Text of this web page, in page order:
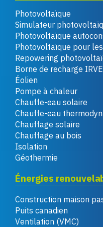
Photovoltaïque
Simulateur
Photovoltaïque
Photovoltaïque pour
Repowering
Borne de recharge IRVE
Éolien
Pompe à chaleur
Chauffe-eau solaire
Chauffe-eau
Chauffage solaire
Chauffage au bois
Isolation
Géothermie
Énergies
Construction maison
Puits canadien
Ventilation (VMC)